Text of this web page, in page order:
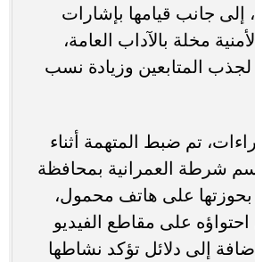
إلى جانب قيامها بإشارات
مخلة بالآداب العامة،
المتابعين وزيادة نسب
تم ضبط المتهمة أثناء
شرطة العمرانية بمحافظة
بحوزتها على هاتف محمول،
على مقاطع الفيديو
إلى دلائل تؤكد نشاطها